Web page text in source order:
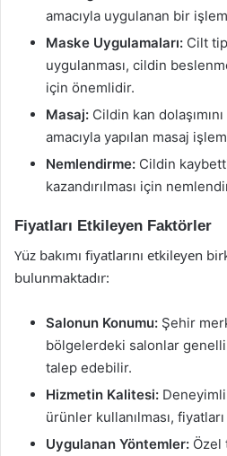
amacıyla uygulanan bir
Maske Uygulamaları: Cilt
uygulanması, cildin
için önemlidir.
Masaj: Cildin kan
amacıyla yapılan masaj
Nemlendirme: Cildin
kazandırılması için
Fiyatları Etkileyen Faktörler
Yüz bakımı fiyatlarını etkileyen
bulunmaktadır:
Salonun Konumu: Şehir
bölgelerdeki salonlar
talep edebilir.
Hizmetin Kalitesi:
ürünler kullanılması,
Uygulanan Yöntemler: Özel